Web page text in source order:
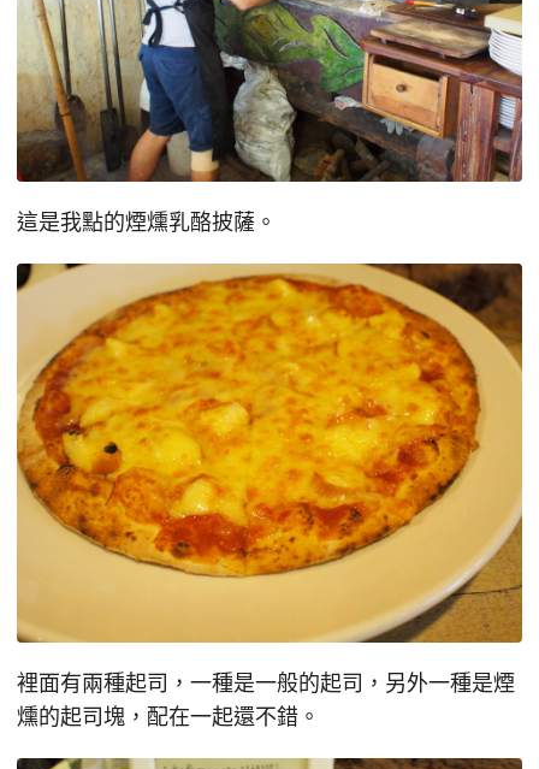
這是我點的煙燻乳酪披薩。
裡面有兩種起司，一種是一般的起司，另外一種是煙
燻的起司塊，配在一起還不錯。